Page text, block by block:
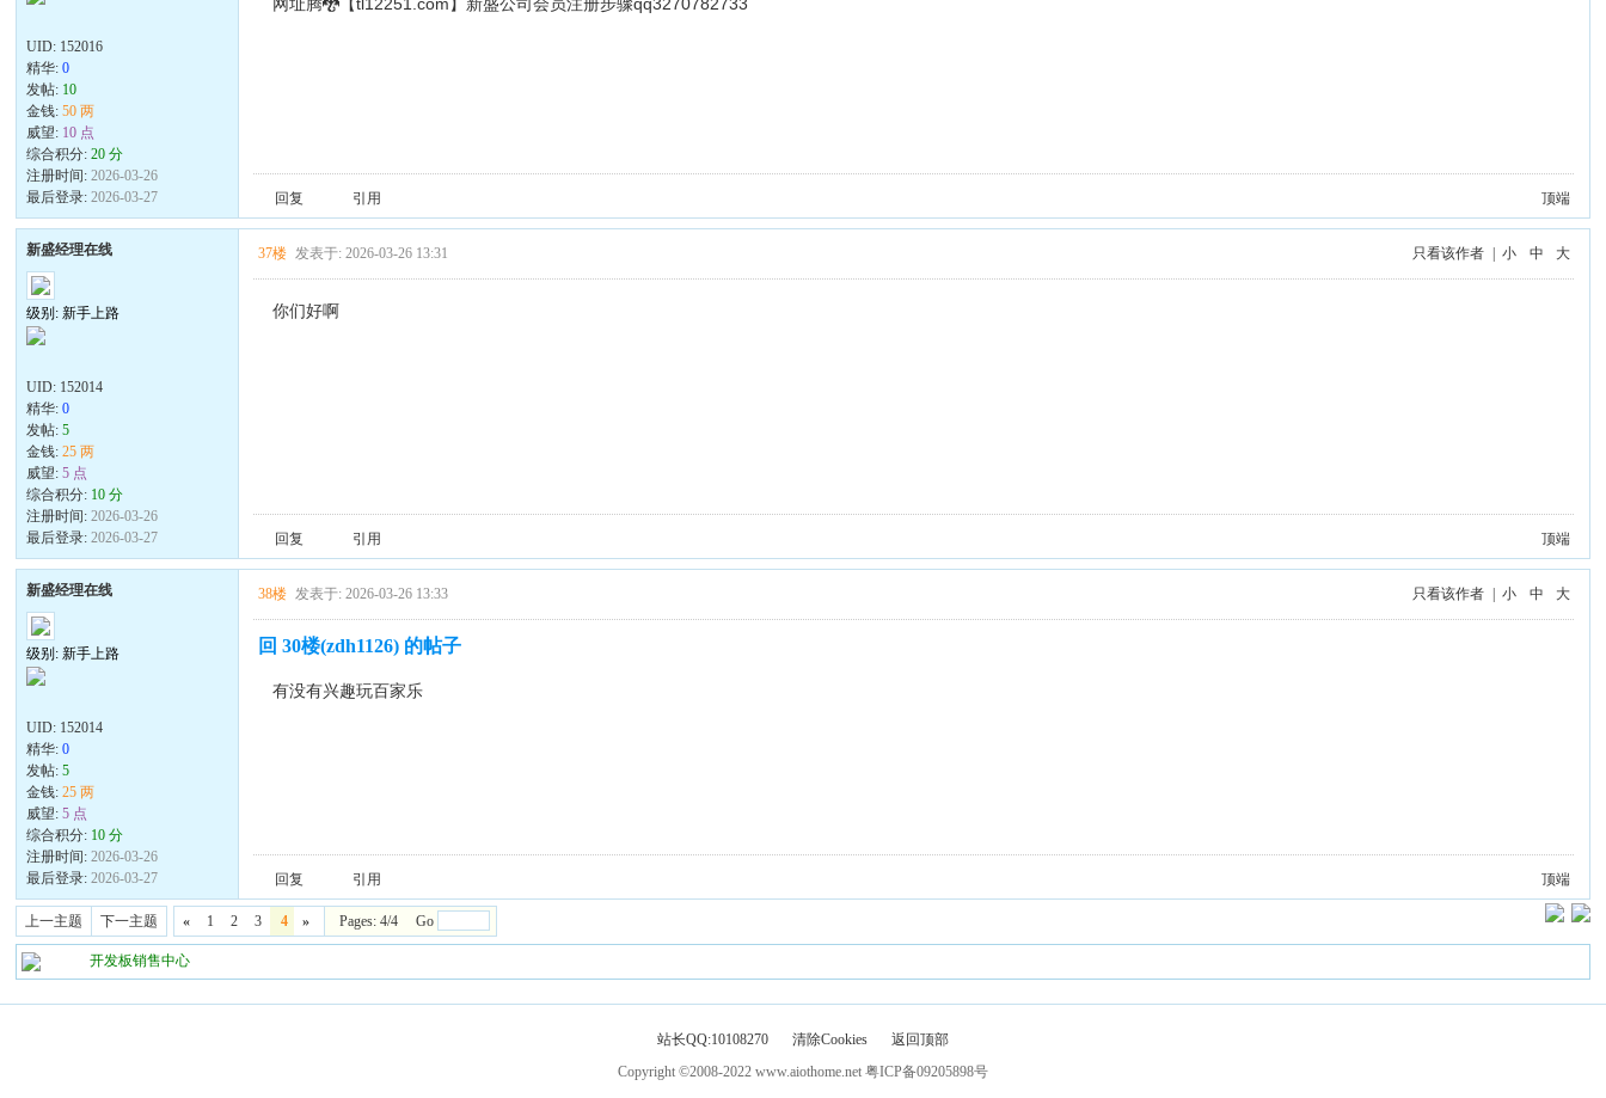
UID: 152016
精华:0
发帖: 10
金钱:50 两
威望: 10 点
综合积分:20 分
注册时间:2026-03-26
最后登录:2026-03-27 顶端
回复 引用
新盛经理在线
级别: 新手上路
UID: 152014
精华:0
发帖:5
金钱:25 两
威望:5 点
综合积分: 10 分
注册时间:2026-03-26
最后登录:2026-03-27
37楼 发表于: 2026-03-26 13:31 只看该作者 小 中 大
你们好啊
顶端
回复 引用
新盛经理在线
级别: 新手上路
UID: 152014
精华:0
发帖:5
金钱:25 两
威望:5 点
综合积分: 10 分
注册时间:2026-03-26
最后登录:2026-03-27
38楼 发表于: 2026-03-26 13:33 只看该作者 小 中 大
回 30楼(zdh1126) 的帖子
有没有兴趣玩百家乐
顶端
回复 引用
上一主题 下一主题 « 1 2 3 4 » Pages: 4/4 Go
开发板销售中心
站长QQ:10108270 清除Cookies
返回顶部
Copyright ©2008-2022 www.aiothome.net 粤ICP备09205898号